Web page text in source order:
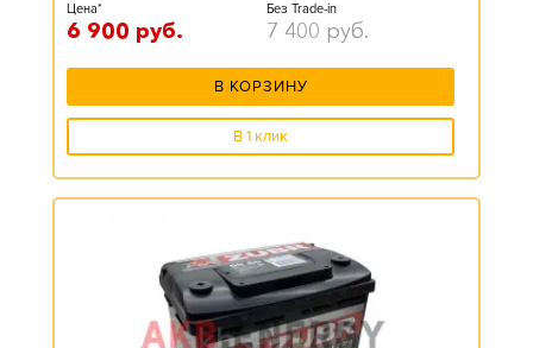
Цена*
6 900 руб.
Без Trade-in
7 400 руб.
В КОРЗИНУ
В 1 клик